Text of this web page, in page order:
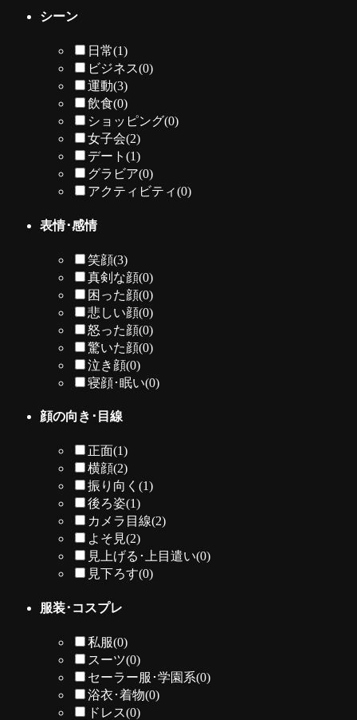
シーン
日常(1)
ビジネス(0)
運動(3)
飲食(0)
ショッピング(0)
女子会(2)
デート(1)
グラビア(0)
アクティビティ(0)
表情･感情
笑顔(3)
真剣な顔(0)
困った顔(0)
悲しい顔(0)
怒った顔(0)
驚いた顔(0)
泣き顔(0)
寝顔･眠い(0)
顔の向き･目線
正面(1)
横顔(2)
振り向く(1)
後ろ姿(1)
カメラ目線(2)
よそ見(2)
見上げる･上目遣い(0)
見下ろす(0)
服装･コスプレ
私服(0)
スーツ(0)
セーラー服･学園系(0)
浴衣･着物(0)
ドレス(0)